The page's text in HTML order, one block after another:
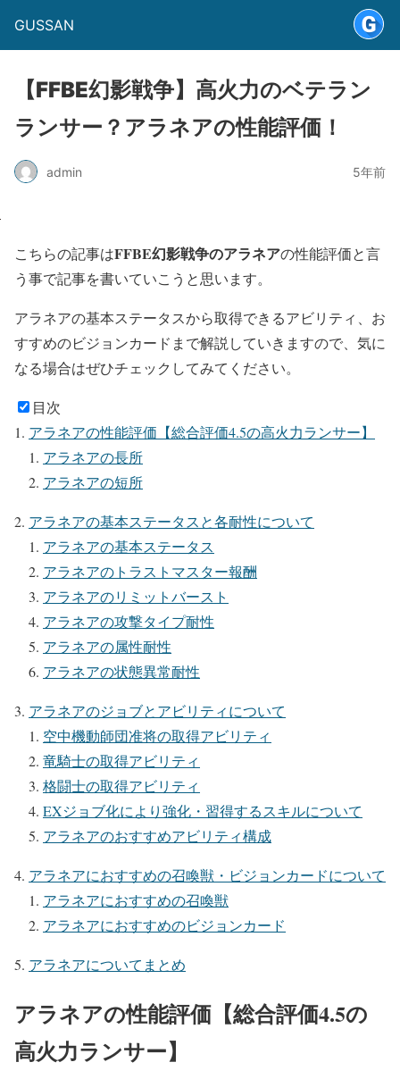
GUSSAN
【FFBE幻影戦争】高火力のベテラン
ランサー？アラネアの性能評価！
admin 5年前
こちらの記事はFFBE幻影戦争のアラネアの性能評価と言
う事で記事を書いていこうと思います。
アラネアの基本ステータスから取得できるアビリティ、お
すすめのビジョンカードまで解説していきますので、気に
なる場合はぜひチェックしてみてください。
目次
アラネアの性能評価【総合評価4.5の高火力ランサー】
アラネアの長所
アラネアの短所
アラネアの基本ステータスと各耐性について
アラネアの基本ステータス
アラネアのトラストマスター報酬
アラネアのリミットバースト
アラネアの攻撃タイプ耐性
アラネアの属性耐性
アラネアの状態異常耐性
アラネアのジョブとアビリティについて
空中機動師団准将の取得アビリティ
竜騎士の取得アビリティ
格闘士の取得アビリティ
EXジョブ化により強化・習得するスキルについて
アラネアのおすすめアビリティ構成
アラネアにおすすめの召喚獣・ビジョンカードについて
アラネアにおすすめの召喚獣
アラネアにおすすめのビジョンカード
アラネアについてまとめ
アラネアの性能評価【総合評価4.5の
高火力ランサー】